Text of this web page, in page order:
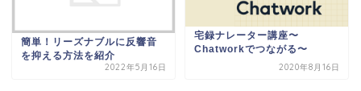
簡単！リーズナブルに反響音
を抑える方法を紹介
2022年5月16日
宅録ナレーター講座〜
Chatworkでつながる〜
2020年8月16日